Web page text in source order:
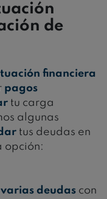
de
financiera
pagos
tu carga
algunas
tus deudas en
opción:
varias deudas con